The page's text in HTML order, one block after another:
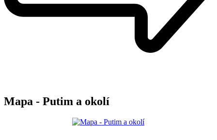
Mapa - Putim a okolí